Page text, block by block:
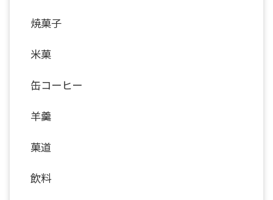
焼菓子
米菓
缶コーヒー
羊羹
菓道
飲料